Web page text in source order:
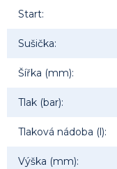
Start:
Sušička:
Šířka (mm):
Tlak (bar):
Tlaková nádoba (l):
Výška (mm):